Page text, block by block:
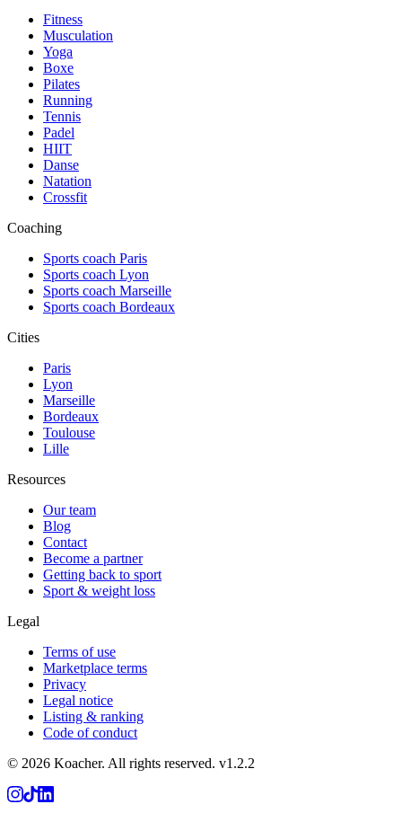
Fitness
Musculation
Yoga
Boxe
Pilates
Running
Tennis
Padel
HIIT
Danse
Natation
Crossfit
Coaching
Sports coach Paris
Sports coach Lyon
Sports coach Marseille
Sports coach Bordeaux
Cities
Paris
Lyon
Marseille
Bordeaux
Toulouse
Lille
Resources
Our team
Blog
Contact
Become a partner
Getting back to sport
Sport & weight loss
Legal
Terms of use
Marketplace terms
Privacy
Legal notice
Listing & ranking
Code of conduct
© 2026 Koacher. All rights reserved. v1.2.2